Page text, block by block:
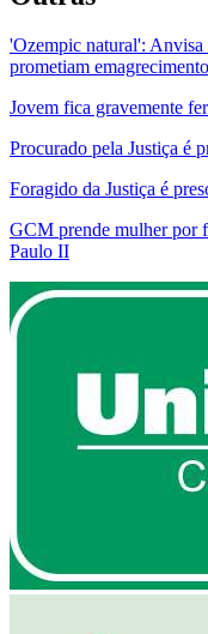
'Ozempic natural': Anvisa
prometiam emagrecimento
Jovem fica gravemente
Procurado pela Justiça é
Foragido da Justiça é
GCM prende mulher por
Paulo II